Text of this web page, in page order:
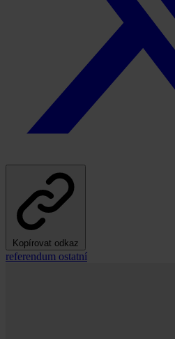
Kopírovat odkaz
referendum ostatní